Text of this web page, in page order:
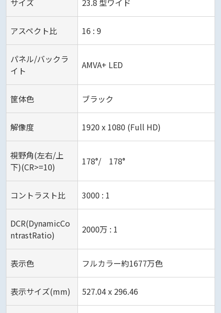
サイズ 23.8 型ワイド
アスペクト比 16 : 9
パネル/バックラ
イト
AMVA+ LED‎‎
筐体色 ブラック
解像度 1920 x 1080 (Full HD)‎
視野角(左右/上
下)(CR>=10)
178°/ 178°
コントラスト比 3000 : 1‎
DCR(DynamicCo
ntrastRatio)
2000万 : 1
表示色 フルカラー約1677万色
表示サイズ(mm) 527.04 x 296.46‎